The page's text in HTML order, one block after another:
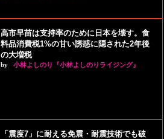
高市早苗は支持率のために日本を壊す。食
料品消費税1%の甘い誘惑に隠された2年後
の大増税
by 小林よしのり『小林よしのりライジング』
「震度7」に耐える免震・耐震技術でも破